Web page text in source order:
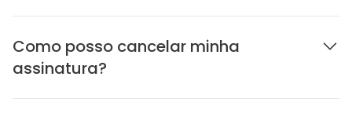
Como posso cancelar minha
assinatura?